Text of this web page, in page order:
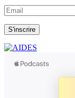
S'inscrire